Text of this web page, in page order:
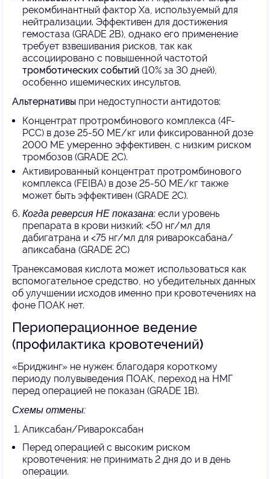
рекомбинантный фактор Xa, используемый для
нейтрализации. Эффективен для достижения
гемостаза (GRADE 2B), однако его применение
требует взвешивания рисков, так как
ассоциировано с повышенной частотой
тромботических событий (10% за 30 дней),
особенно ишемических инсультов.
Альтернативы при недоступности антидотов:
Концентрат протромбинового комплекса (4F-
PCC) в дозе 25-50 МЕ/кг или фиксированной дозе
2000 МЕ умеренно эффективен, с низким риском
тромбозов (GRADE 2C).
Активированный концентрат протромбинового
комплекса (FEIBA) в дозе 25-50 МЕ/кг также
может быть эффективен (GRADE 2C).
Когда реверсия НЕ показана: если уровень
препарата в крови низкий: <50 нг/мл для
дабигатрана и <75 нг/мл для ривароксабана/
апиксабана (GRADE 2C)
Транексамовая кислота может использоваться как
вспомогательное средство, но убедительных данных
об улучшении исходов именно при кровотечениях на
фоне ПОАК нет.
Периоперационное ведение
(профилактика кровотечений)
«Бриджинг» не нужен: благодаря короткому
периоду полувыведения ПОАК, переход на НМГ
перед операцией не показан (GRADE 1B).
Схемы отмены:
Апиксабан/Ривароксабан
Перед операцией с высоким риском
кровотечения: не принимать 2 дня до и в день
операции.